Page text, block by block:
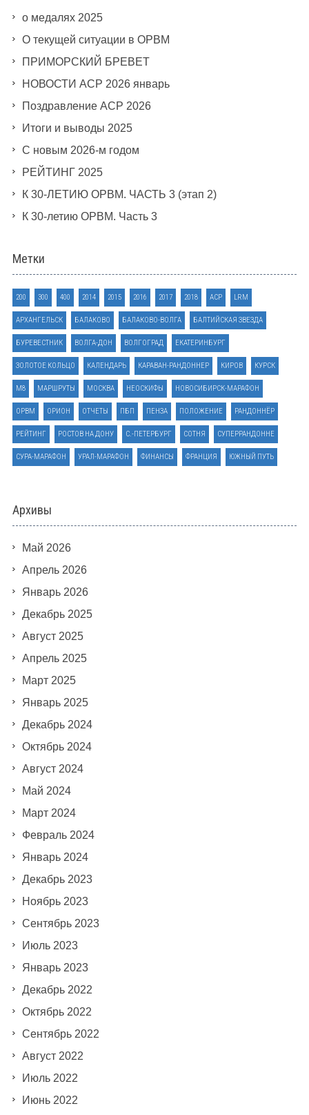
о медалях 2025
О текущей ситуации в ОРВМ
ПРИМОРСКИЙ БРЕВЕТ
НОВОСТИ АСР 2026 январь
Поздравление АСР 2026
Итоги и выводы 2025
С новым 2026-м годом
РЕЙТИНГ 2025
К 30-ЛЕТИЮ ОРВМ. ЧАСТЬ 3 (этап 2)
К 30-летию ОРВМ. Часть 3
Метки
200 300 400 2014 2015 2016 2017 2018 ACP LRM
АРХАНГЕЛЬСК БАЛАКОВО БАЛАКОВО-ВОЛГА БАЛТИЙСКАЯ ЗВЕЗДА
БУРЕВЕСТНИК ВОЛГА-ДОН ВОЛГОГРАД ЕКАТЕРИНБУРГ
ЗОЛОТОЕ КОЛЬЦО КАЛЕНДАРЬ КАРАВАН-РАНДОННЕР КИРОВ КУРСК
М8 МАРШРУТЫ МОСКВА НЕОСКИФЫ НОВОСИБИРСК-МАРАФОН
ОРВМ ОРИОН ОТЧЕТЫ ПБП ПЕНЗА ПОЛОЖЕНИЕ РАНДОННЁР
РЕЙТИНГ РОСТОВ НА ДОНУ С.-ПЕТЕРБУРГ СОТНЯ СУПЕРРАНДОННЕ
СУРА-МАРАФОН УРАЛ-МАРАФОН ФИНАНСЫ ФРАНЦИЯ ЮЖНЫЙ ПУТЬ
Архивы
Май 2026
Апрель 2026
Январь 2026
Декабрь 2025
Август 2025
Апрель 2025
Март 2025
Январь 2025
Декабрь 2024
Октябрь 2024
Август 2024
Май 2024
Март 2024
Февраль 2024
Январь 2024
Декабрь 2023
Ноябрь 2023
Сентябрь 2023
Июль 2023
Январь 2023
Декабрь 2022
Октябрь 2022
Сентябрь 2022
Август 2022
Июль 2022
Июнь 2022